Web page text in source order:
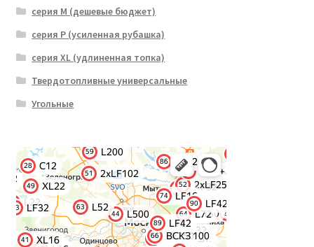
серия M (дешевые бюджет)
серия P (усиленная рубашка)
серия XL (удлиненная топка)
Твердотопливные универсальные
Угольные